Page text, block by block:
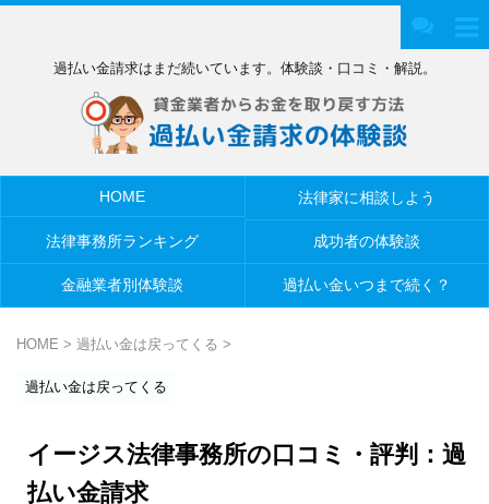
過払い金請求はまだ続いています。体験談・口コミ・解説。
HOME 法律家に相談しよう
法律事務所ランキング 成功者の体験談
金融業者別体験談 過払い金いつまで続く？
HOME > 過払い金は戻ってくる >
過払い金は戻ってくる
イージス法律事務所の口コミ・評判：過
払い金請求